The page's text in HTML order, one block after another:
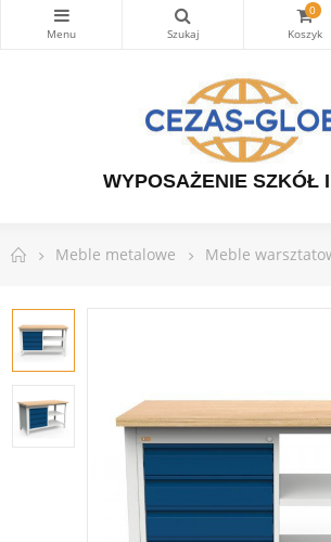
0
WYPOSAŻENIE SZKÓŁ
Meble metalowe Meble